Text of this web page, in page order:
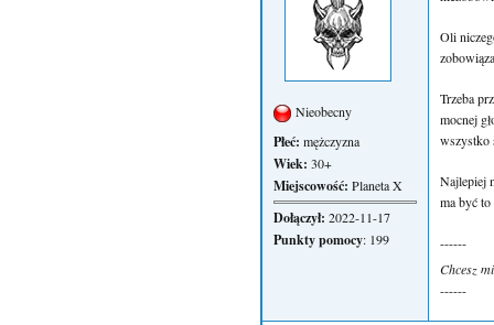
Nieobecny
Płeć: mężczyzna
Wiek: 30+
Miejscowość: Planeta X
Dołączył: 2022-11-17
Punkty pomocy: 199
Oli
Trzeba
mocnej
wszystko
Najlepiej
ma być
------
Chcesz
------